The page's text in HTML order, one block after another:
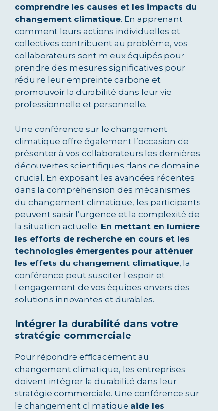
comprendre les causes et les impacts du
changement climatique. En apprenant
comment leurs actions individuelles et
collectives contribuent au problème, vos
collaborateurs sont mieux équipés pour
prendre des mesures significatives pour
réduire leur empreinte carbone et
promouvoir la durabilité dans leur vie
professionnelle et personnelle.
Une conférence sur le changement
climatique offre également l’occasion de
présenter à vos collaborateurs les dernières
découvertes scientifiques dans ce domaine
crucial. En exposant les avancées récentes
dans la compréhension des mécanismes
du changement climatique, les participants
peuvent saisir l’urgence et la complexité de
la situation actuelle. En mettant en lumière
les efforts de recherche en cours et les
technologies émergentes pour atténuer
les effets du changement climatique, la
conférence peut susciter l’espoir et
l’engagement de vos équipes envers des
solutions innovantes et durables.
Intégrer la durabilité dans votre
stratégie commerciale
Pour répondre efficacement au
changement climatique, les entreprises
doivent intégrer la durabilité dans leur
stratégie commerciale. Une conférence sur
le changement climatique aide les